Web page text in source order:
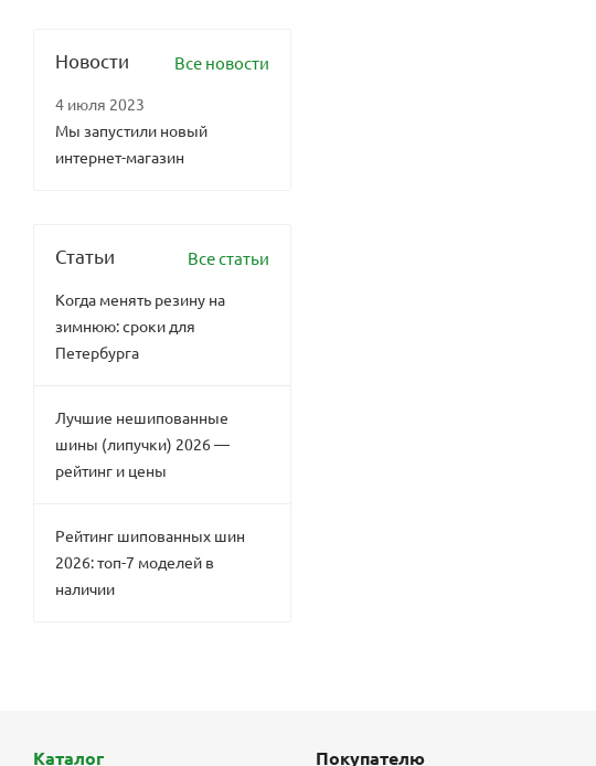
Новости Все новости
4 июля 2023
Мы запустили новый
интернет-магазин
Статьи Все статьи
Когда менять резину на
зимнюю: сроки для
Петербурга
Лучшие нешипованные
шины (липучки) 2026 —
рейтинг и цены
Рейтинг шипованных шин
2026: топ-7 моделей в
наличии
Каталог Покупателю